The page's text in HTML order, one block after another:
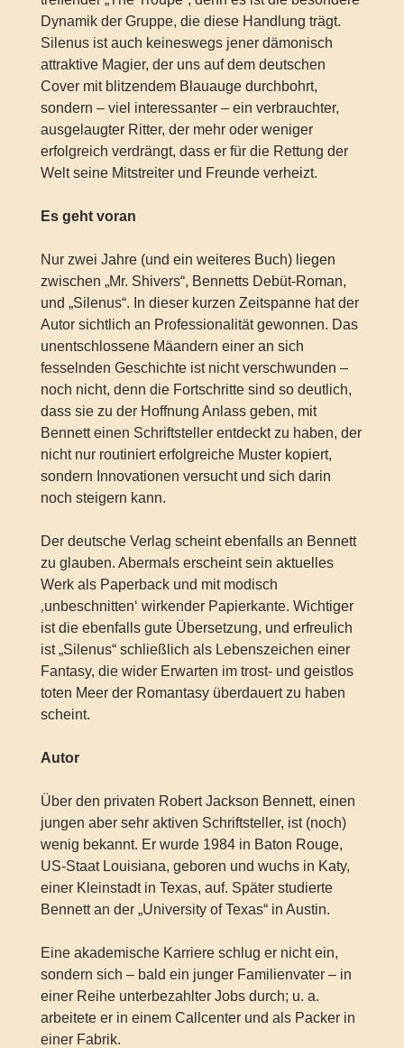
Dynamik der Gruppe, die diese Handlung trägt.
Silenus ist auch keineswegs jener dämonisch
attraktive Magier, der uns auf dem deutschen
Cover mit blitzendem Blauauge durchbohrt,
sondern – viel interessanter – ein verbrauchter,
ausgelaugter Ritter, der mehr oder weniger
erfolgreich verdrängt, dass er für die Rettung der
Welt seine Mitstreiter und Freunde verheizt.
Es geht voran
Nur zwei Jahre (und ein weiteres Buch) liegen
zwischen „Mr. Shivers“, Bennetts Debüt-Roman,
und „Silenus“. In dieser kurzen Zeitspanne hat der
Autor sichtlich an Professionalität gewonnen. Das
unentschlossene Mäandern einer an sich
fesselnden Geschichte ist nicht verschwunden –
noch nicht, denn die Fortschritte sind so deutlich,
dass sie zu der Hoffnung Anlass geben, mit
Bennett einen Schriftsteller entdeckt zu haben, der
nicht nur routiniert erfolgreiche Muster kopiert,
sondern Innovationen versucht und sich darin
noch steigern kann.
Der deutsche Verlag scheint ebenfalls an Bennett
zu glauben. Abermals erscheint sein aktuelles
Werk als Paperback und mit modisch
‚unbeschnitten‘ wirkender Papierkante. Wichtiger
ist die ebenfalls gute Übersetzung, und erfreulich
ist „Silenus“ schließlich als Lebenszeichen einer
Fantasy, die wider Erwarten im trost- und geistlos
toten Meer der Romantasy überdauert zu haben
scheint.
Autor
Über den privaten Robert Jackson Bennett, einen
jungen aber sehr aktiven Schriftsteller, ist (noch)
wenig bekannt. Er wurde 1984 in Baton Rouge,
US-Staat Louisiana, geboren und wuchs in Katy,
einer Kleinstadt in Texas, auf. Später studierte
Bennett an der „University of Texas“ in Austin.
Eine akademische Karriere schlug er nicht ein,
sondern sich – bald ein junger Familienvater – in
einer Reihe unterbezahlter Jobs durch; u. a.
arbeitete er in einem Callcenter und als Packer in
einer Fabrik.